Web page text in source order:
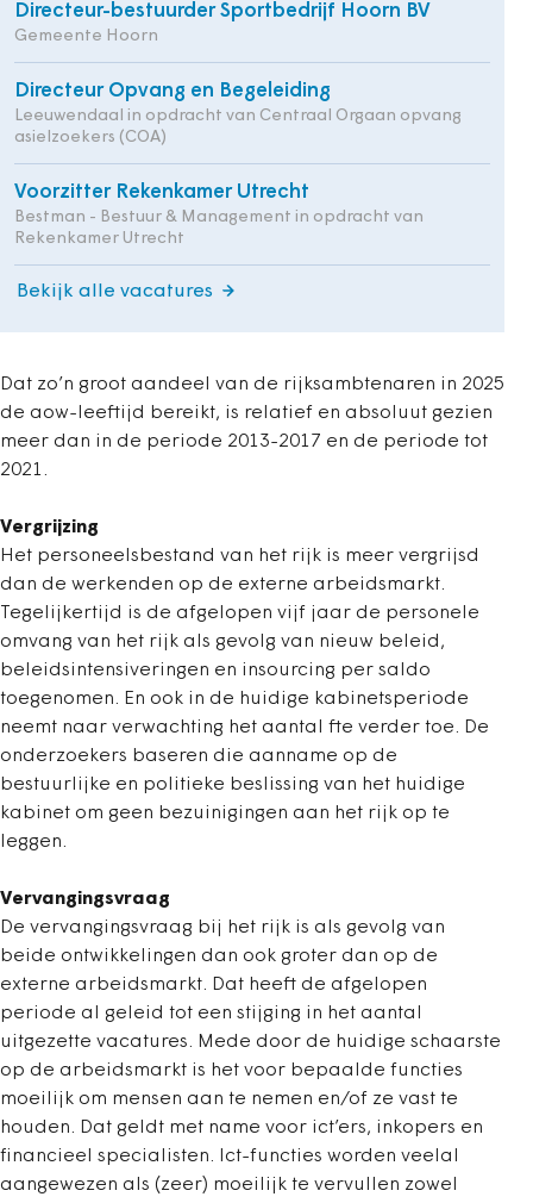
Directeur-bestuurder Sportbedrijf Hoorn BV
Gemeente Hoorn
Directeur Opvang en Begeleiding
Leeuwendaal in opdracht van Centraal Orgaan opvang
asielzoekers (COA)
Voorzitter Rekenkamer Utrecht
Bestman - Bestuur & Management in opdracht van
Rekenkamer Utrecht
Bekijk alle vacatures
Dat zo’n groot aandeel van de rijksambtenaren in 2025
de aow-leeftijd bereikt, is relatief en absoluut gezien
meer dan in de periode 2013-2017 en de periode tot
2021.
Vergrijzing
Het personeelsbestand van het rijk is meer vergrijsd
dan de werkenden op de externe arbeidsmarkt.
Tegelijkertijd is de afgelopen vijf jaar de personele
omvang van het rijk als gevolg van nieuw beleid,
beleidsintensiveringen en insourcing per saldo
toegenomen. En ook in de huidige kabinetsperiode
neemt naar verwachting het aantal fte verder toe. De
onderzoekers baseren die aanname op de
bestuurlijke en politieke beslissing van het huidige
kabinet om geen bezuinigingen aan het rijk op te
leggen.
Vervangingsvraag
De vervangingsvraag bij het rijk is als gevolg van
beide ontwikkelingen dan ook groter dan op de
externe arbeidsmarkt. Dat heeft de afgelopen
periode al geleid tot een stijging in het aantal
uitgezette vacatures. Mede door de huidige schaarste
op de arbeidsmarkt is het voor bepaalde functies
moeilijk om mensen aan te nemen en/of ze vast te
houden. Dat geldt met name voor ict’ers, inkopers en
financieel specialisten. Ict-functies worden veelal
aangewezen als (zeer) moeilijk te vervullen zowel